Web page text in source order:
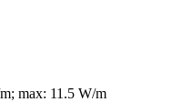
max: 11.5 W/m